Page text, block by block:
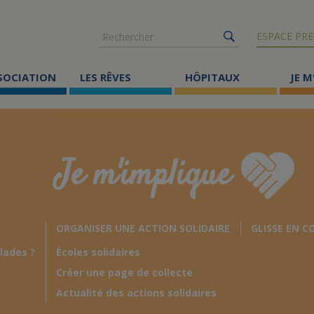
Rechercher
ESPACE
LES RÊVES HÔPITAUX JE
Je m'implique
?
ORGANISER UNE ACTION SOLIDAIRE
Écoles solidaires
Créer une page de collecte
Actualité des actions solidaires
GLISSE EN